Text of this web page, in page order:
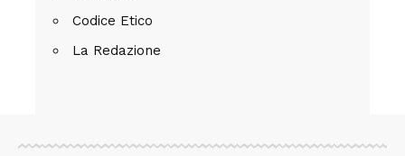
Codice Etico
La Redazione